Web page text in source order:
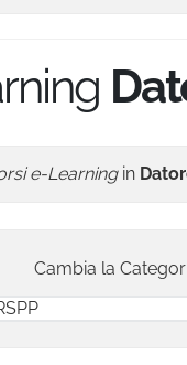
e-Learningin
Cambia la